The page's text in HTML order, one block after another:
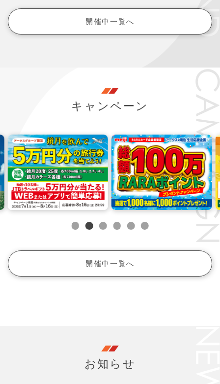
開催中一覧へ
キャンペーン
開催中一覧へ
お知らせ